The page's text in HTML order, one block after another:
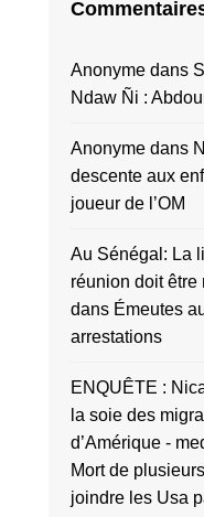
Anonyme dans
Ndaw Ñi :
Anonyme dans
descente aux
joueur de l’OM
Au Sénégal: La
réunion doit être
dans Émeutes
arrestations
ENQUÊTE :
la soie des
d’Amérique -
Mort de
joindre les Usa